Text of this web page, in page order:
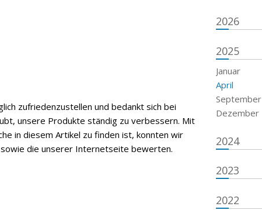
zufriedenzustellen und bedankt sich bei
unsere Produkte ständig zu verbessern. Mit
in diesem Artikel zu finden ist, konnten wir
die unserer Internetseite bewerten.
2026
2025
Januar
April
September
Dezember
2024
2023
2022